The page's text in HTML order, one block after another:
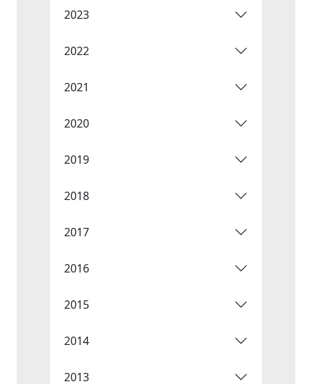
2023
2022
2021
2020
2019
2018
2017
2016
2015
2014
2013